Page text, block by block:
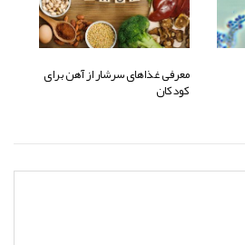
معرفی غذاهای سرشار از آهن برای
کودکان